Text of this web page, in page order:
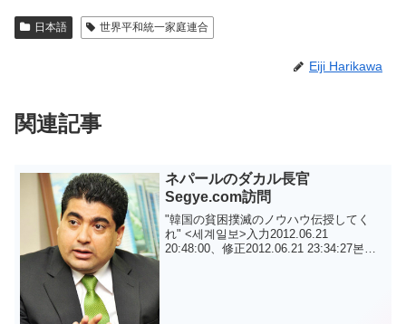
日本語 世界平和統一家庭連合
Eiji Harikawa
関連記事
ネパールのダカル長官
Segye.com訪問
"韓国の貧困撲滅のノウハウ伝授してく
れ" <세계일보>入力2012.06.21
20:48:00、修正2012.06.21 23:34:27본사